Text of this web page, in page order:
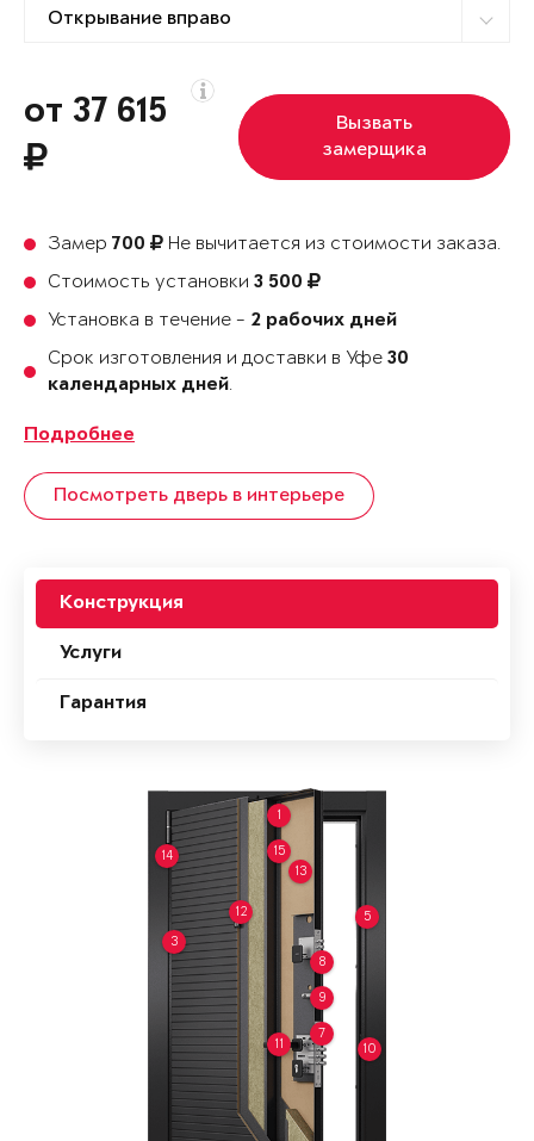
от 37 615
Вызвать
замерщика
Замер 700
Не вычитается из стоимости заказа.
Стоимость установки 3 500
Установка в течение - 2 рабочих дней
Срок изготовления и доставки в Уфе 30
календарных дней.
Подробнее
Посмотреть дверь в интерьере
Конструкция
Услуги
Гарантия
1
3
5
7
8
9
10
11
12
13
14 15